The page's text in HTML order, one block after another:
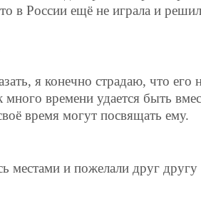
в России ещё не играла и
я конечно страдаю, что его
времени удается быть
время могут посвящать ему.
местами и пожелали друг другу